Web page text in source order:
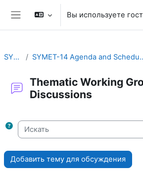
Перейти к основному содержанию
Боковая панель
Вы используете
SYMET-14 SYMET-14 Agenda
Thematic Working
Discussions
Искать
Добавить тему для обсуждения